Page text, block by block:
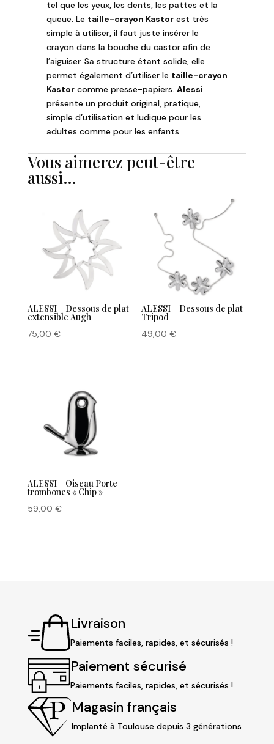
tel que les yeux, les dents, les pattes et la
queue. Le taille-crayon Kastorest très
simple à utiliser, il faut juste insérer le
crayon dans la bouche du castor afin de
l’aiguiser. Sa structure étant solide, elle
permet également d’utiliser le taille-crayon
Kastorcomme presse-papiers. Alessi
présente un produit original, pratique,
simple d’utilisation et ludique pour les
adultes comme pour les enfants.
Vous aimerez peut-être
aussi…
ALESSI – Dessous de plat
extensible Augh
75,00 €
ALESSI – Dessous de plat
Tripod
49,00€
ALESSI – Oiseau Porte
trombones « Chip »
59,00 €
Livraison
Paiements faciles, rapides, et sécurisés !
Paiement sécurisé
Paiements faciles, rapides, et sécurisés !
Magasin français
Implanté à Toulouse depuis 3 générations